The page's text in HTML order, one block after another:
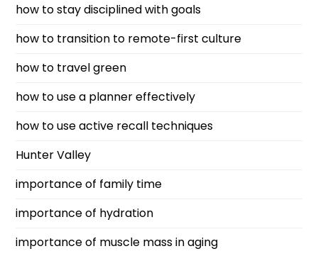
how to stay disciplined with goals
how to transition to remote-first culture
how to travel green
how to use a planner effectively
how to use active recall techniques
Hunter Valley
importance of family time
importance of hydration
importance of muscle mass in aging